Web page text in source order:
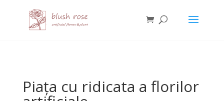
Piața cu ridicata a florilor